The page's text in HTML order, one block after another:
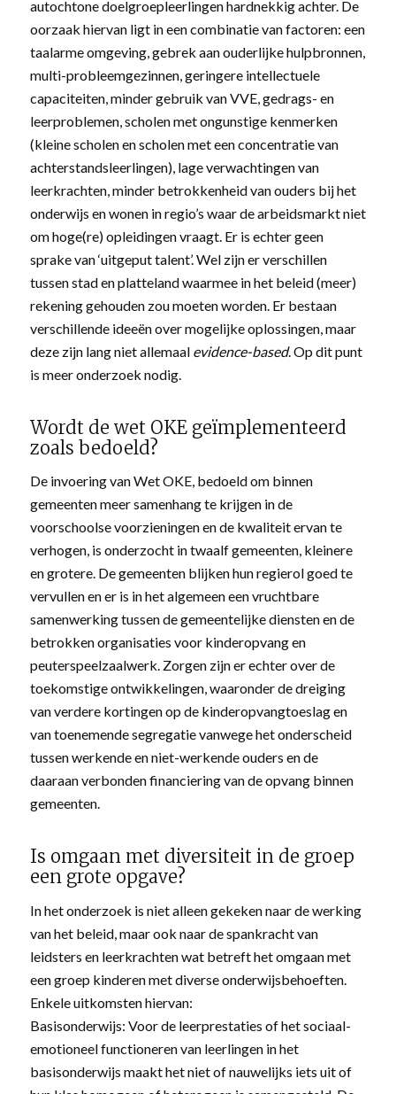
autochtone doelgroepleerlingen hardnekkig achter. De
oorzaak hiervan ligt in een combinatie van factoren: een
taalarme omgeving, gebrek aan ouderlijke hulpbronnen,
multi-probleemgezinnen, geringere intellectuele
capaciteiten, minder gebruik van VVE, gedrags- en
leerproblemen, scholen met ongunstige kenmerken
(kleine scholen en scholen met een concentratie van
achterstandsleerlingen), lage verwachtingen van
leerkrachten, minder betrokkenheid van ouders bij het
onderwijs en wonen in regio’s waar de arbeidsmarkt niet
om hoge(re) opleidingen vraagt. Er is echter geen
sprake van ‘uitgeput talent’. Wel zijn er verschillen
tussen stad en platteland waarmee in het beleid (meer)
rekening gehouden zou moeten worden. Er bestaan
verschillende ideeën over mogelijke oplossingen, maar
deze zijn lang niet allemaal evidence-based. Op dit punt
is meer onderzoek nodig.
Wordt de wet OKE geïmplementeerd
zoals bedoeld?
De invoering van Wet OKE, bedoeld om binnen
gemeenten meer samenhang te krijgen in de
voorschoolse voorzieningen en de kwaliteit ervan te
verhogen, is onderzocht in twaalf gemeenten, kleinere
en grotere. De gemeenten blijken hun regierol goed te
vervullen en er is in het algemeen een vruchtbare
samenwerking tussen de gemeentelijke diensten en de
betrokken organisaties voor kinderopvang en
peuterspeelzaalwerk. Zorgen zijn er echter over de
toekomstige ontwikkelingen, waaronder de dreiging
van verdere kortingen op de kinderopvangtoeslag en
van toenemende segregatie vanwege het onderscheid
tussen werkende en niet-werkende ouders en de
daaraan verbonden financiering van de opvang binnen
gemeenten.
Is omgaan met diversiteit in de groep
een grote opgave?
In het onderzoek is niet alleen gekeken naar de werking
van het beleid, maar ook naar de spankracht van
leidsters en leerkrachten wat betreft het omgaan met
een groep kinderen met diverse onderwijsbehoeften.
Enkele uitkomsten hiervan:
Basisonderwijs: Voor de leerprestaties of het sociaal-
emotioneel functioneren van leerlingen in het
basisonderwijs maakt het niet of nauwelijks iets uit of